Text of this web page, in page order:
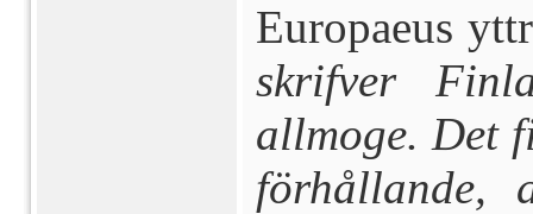
Europaeus
skrifver
allmoge. Det
för­hållande,